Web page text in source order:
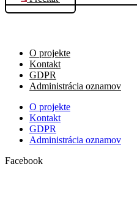
O projekte
Kontakt
GDPR
Administrácia oznamov
O projekte
Kontakt
GDPR
Administrácia oznamov
Facebook